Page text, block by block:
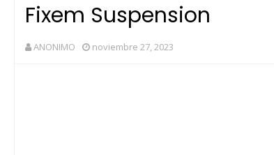
Fixem Suspension
ANONIMO noviembre 27, 2023